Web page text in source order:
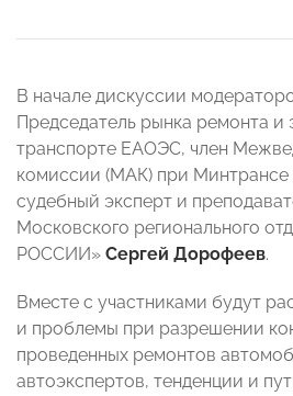
В начале дискуссии
Председатель рынка ремонта и
транспорте ЕАОЭС, член
комиссии (МАК) при
судебный эксперт и
Московского регионального
РОССИИ» Сергей Дорофеев.
Вместе с участниками будут
и проблемы при разрешении
проведенных ремонтов
автоэкспертов, тенденции и